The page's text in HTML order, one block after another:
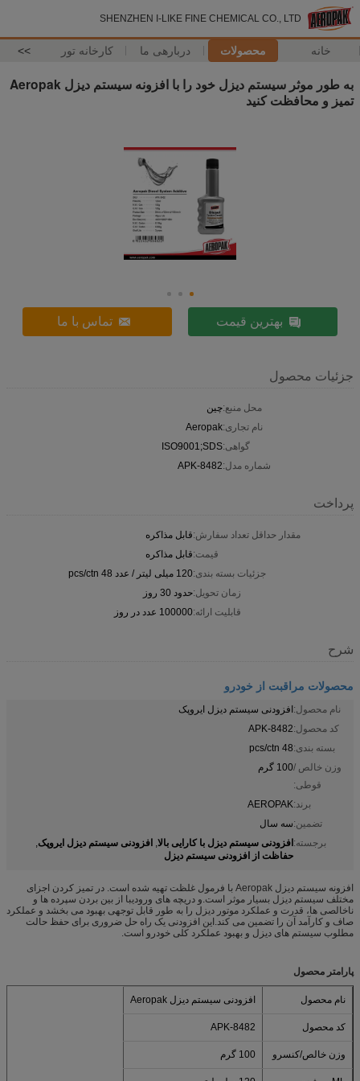
SHENZHEN I-LIKE FINE CHEMICAL CO., LTD
خانه محصولات دربارهی ما کارخانه تور >>
به طور موثر سیستم دیزل خود را با افزونه سیستم دیزل Aeropak
تمیز و محافظت کنید
بهترین قیمت تماس با ما
جزئیات محصول
محل منبع:چین
نام تجاری:Aeropak
گواهی:ISO9001;SDS
شماره مدل:APK-8482
پرداخت
مقدار حداقل تعداد سفارش:قابل مذاکره
قیمت:قابل مذاکره
جزئیات بسته بندی:120 میلی لیتر / عدد 48 pcs/ctn
زمان تحویل:حدود 30 روز
قابلیت ارائه:100000 عدد در روز
شرح
محصولات مراقبت از خودرو
نام محصول:افزودنی سیستم دیزل ایروپک
کد محصول:APK-8482
بسته بندی:48 pcs/ctn
وزن خالص /
قوطی:
100 گرم
برند:AEROPAK
تضمین:سه سال
برجسته:افزودنی سیستم دیزل با کارایی بالا, افزودنی سیستم دیزل ایروپک,
حفاظت از افزودنی سیستم دیزل
افزونه سیستم دیزل Aeropak با فرمول غلظت تهیه شده است. در تمیز کردن اجزای
مختلف سیستم دیزل بسیار موثر است.و دریچه های ورودیبا از بین بردن سپرده ها و
ناخالصی ها، قدرت و عملکرد موتور دیزل را به طور قابل توجهی بهبود می بخشد و عملکرد
صاف و کارآمد آن را تضمین می کند.این افزودنی یک راه حل ضروری برای حفظ حالت
مطلوب سیستم های دیزل و بهبود عملکرد کلی خودرو است.
پارامتر محصول
نام محصول افزودنی سیستم دیزل Aeropak
کد محصول APK-8482
وزن خالص/کنسرو 100 گرم